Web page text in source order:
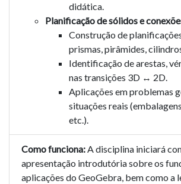
didática.
Planificação de sólidos e
Construção de
prismas, pirâmides,
Identificação de arestas,
nas transições 3D ↔ 2D.
Aplicações em problemas
situações reais
etc.).
Como funciona:A disciplina iniciará
apresentação introdutória sobre os
aplicações do GeoGebra, bem como a